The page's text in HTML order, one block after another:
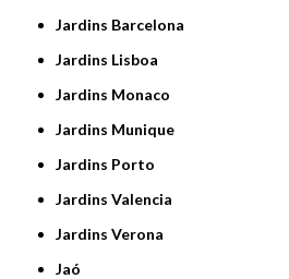
Jardins Barcelona
Jardins Lisboa
Jardins Monaco
Jardins Munique
Jardins Porto
Jardins Valencia
Jardins Verona
Jaó